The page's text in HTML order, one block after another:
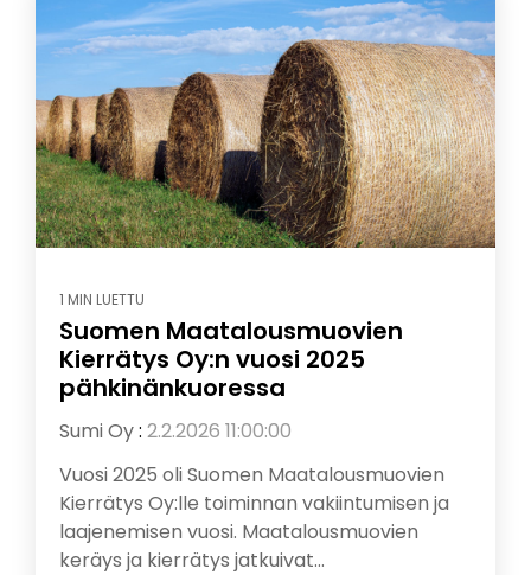
1 MIN LUETTU
Suomen Maatalousmuovien
Kierrätys Oy:n vuosi 2025
pähkinänkuoressa
Sumi Oy: 2.2.2026 11:00:00
Vuosi 2025 oli Suomen Maatalousmuovien
Kierrätys Oy:lle toiminnan vakiintumisen ja
laajenemisen vuosi. Maatalousmuovien
keräys ja kierrätys jatkuivat...